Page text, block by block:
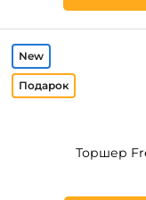
Торшер